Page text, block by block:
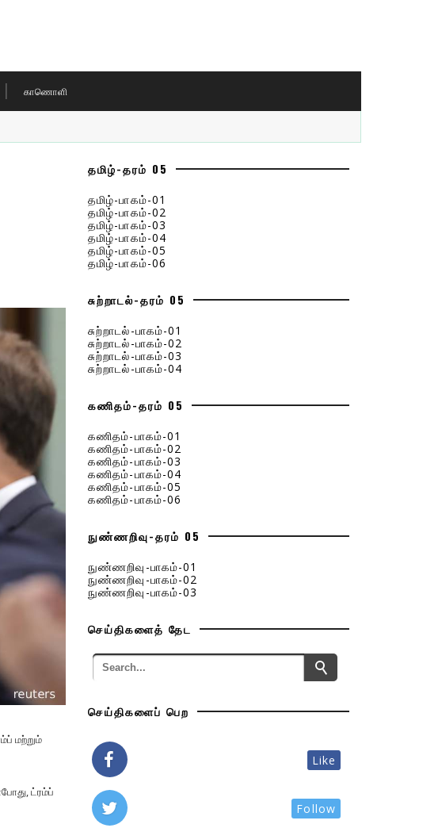
காணொளி
மற்றும்
​​ட்ரம்ப்
தமிழ்-தரம் 05
தமிழ்-பாகம்-01
தமிழ்-பாகம்-02
தமிழ்-பாகம்-03
தமிழ்-பாகம்-04
தமிழ்-பாகம்-05
தமிழ்-பாகம்-06
சுற்றாடல்-தரம் 05
சுற்றாடல்-பாகம்-01
சுற்றாடல்-பாகம்-02
சுற்றாடல்-பாகம்-03
சுற்றாடல்-பாகம்-04
கணிதம்-தரம் 05
கணிதம்-பாகம்-01
கணிதம்-பாகம்-02
கணிதம்-பாகம்-03
கணிதம்-பாகம்-04
கணிதம்-பாகம்-05
கணிதம்-பாகம்-06
நுண்ணறிவு-தரம் 05
நுண்ணறிவு-பாகம்-01
நுண்ணறிவு-பாகம்-02
நுண்ணறிவு-பாகம்-03
செய்திகளைத் தேட
செய்திகளைப் பெற
Like
Follow